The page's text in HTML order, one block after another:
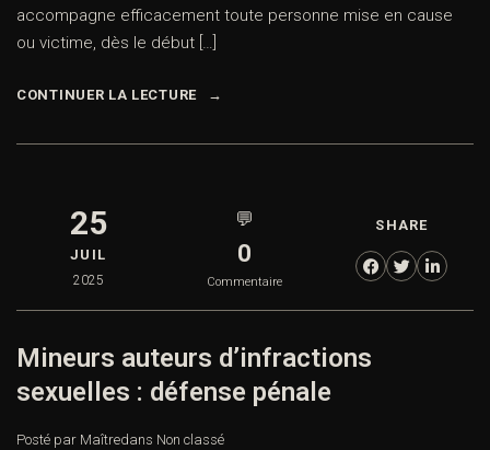
accompagne efficacement toute personne mise en cause
ou victime, dès le début […]
CONTINUER LA LECTURE
25
JUIL
2025
💬
0
Commentaire
SHARE
Mineurs auteurs d’infractions
sexuelles : défense pénale
Posté par Maîtredans Non classé